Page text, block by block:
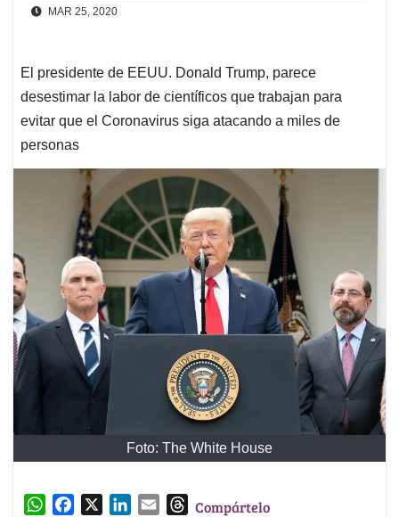
MAR 25, 2020
El presidente de EEUU. Donald Trump, parece
desestimar la labor de científicos que trabajan para
evitar que el Coronavirus siga atacando a miles de
personas
Foto: The White House
W
TCompártelo